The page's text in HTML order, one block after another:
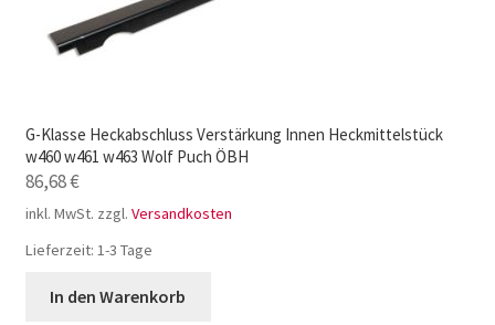
G-Klasse Heckabschluss Verstärkung Innen Heckmittelstück
w460 w461 w463 Wolf Puch ÖBH
86,68€
inkl. MwSt. zzgl. Versandkosten
Lieferzeit: 1-3 Tage
In den Warenkorb